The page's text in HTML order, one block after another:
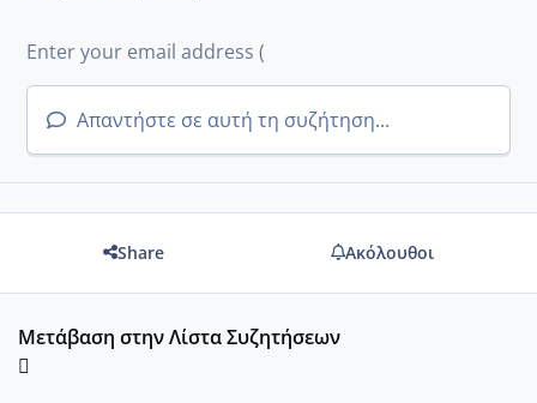
Απαντήστε σε αυτή τη συζήτηση...
Share Ακόλουθοι
Μετάβαση στην Λίστα Συζητήσεων